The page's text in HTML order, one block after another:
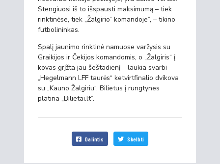
Stengiuosi iš to išspausti maksimumą – tiek
rinktinėse, tiek „Žalgirio“ komandoje“, – tikino
futbolininkas.
Spalį jaunimo rinktinė namuose varžysis su
Graikijos ir Čekijos komandomis, o „Žalgiris“ į
kovas grįžta jau šeštadienį – laukia svarbi
„Hegelmann LFF taurės“ ketvirtfinalio dvikova
su „Kauno Žalgiriu“. Bilietus į rungtynes
platina „Bilietai.lt“.
Dalintis Skelbti